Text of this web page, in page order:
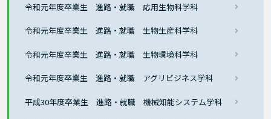
令和元年度卒業生 進路・就職 応用生物科学科
令和元年度卒業生 進路・就職 生物生産科学科
令和元年度卒業生 進路・就職 生物環境科学科
令和元年度卒業生 進路・就職 アグリビジネス学科
平成30年度卒業生 進路・就職 機械知能システム学科